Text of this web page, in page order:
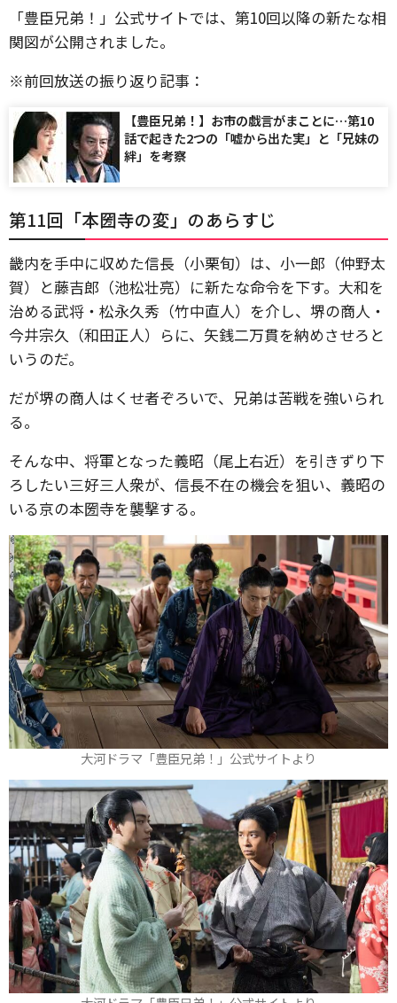
「豊臣兄弟！」公式サイトでは、第10回以降の新たな相
関図が公開されました。
※前回放送の振り返り記事：
【豊臣兄弟！】お市の戯言がまことに…第10
話で起きた2つの「嘘から出た実」と「兄妹の
絆」を考察
第11回「本圀寺の変」のあらすじ
畿内を手中に収めた信長（小栗旬）は、小一郎（仲野太
賀）と藤吉郎（池松壮亮）に新たな命令を下す。大和を
治める武将・松永久秀（竹中直人）を介し、堺の商人・
今井宗久（和田正人）らに、矢銭二万貫を納めさせろと
いうのだ。
だが堺の商人はくせ者ぞろいで、兄弟は苦戦を強いられ
る。
そんな中、将軍となった義昭（尾上右近）を引きずり下
ろしたい三好三人衆が、信長不在の機会を狙い、義昭の
いる京の本圀寺を襲撃する。
大河ドラマ「豊臣兄弟！」公式サイトより